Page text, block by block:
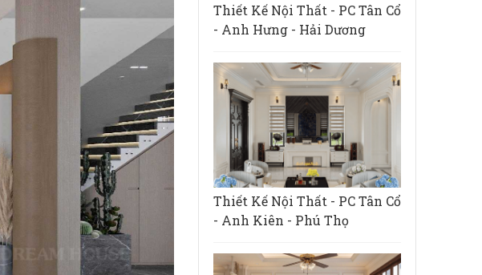
Thiết Kế Nội Thất - PC Tân Cổ
- Anh Hưng - Hải Dương
Thiết Kế Nội Thất - PC Tân Cổ
- Anh Kiên - Phú Thọ